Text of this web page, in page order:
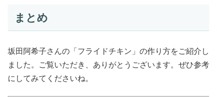
まとめ
坂田阿希子さんの「フライドチキン」の作り方をご紹介し
ました。ご覧いただき、ありがとうございます。ぜひ参考
にしてみてくださいね。